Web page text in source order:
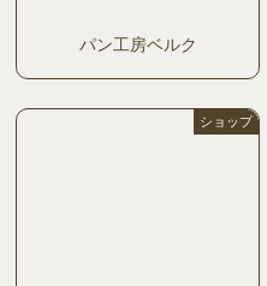
パン工房ベルク
ショップ